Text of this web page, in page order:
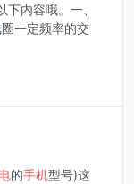
内容哦。一、
一定频率的交
的手机型号)这